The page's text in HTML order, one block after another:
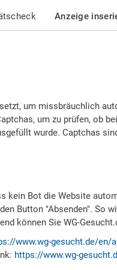
Anzeige
um missbräuchlich
um zu prüfen, ob
wurde. Captchas
kein Bot die Website
Button "Absenden". So
können Sie WG-
www.wg-gesucht.de/en/
https://www.wg-